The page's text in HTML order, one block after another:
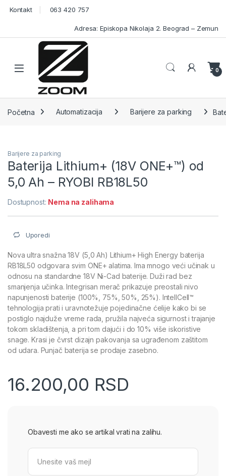
Skip to navigation
Skip to content
Kontakt 063 420 757
Adresa: Episkopa Nikolaja 2. Beograd – Zemun
Open 0
Početna Automatizacija Barijere za parking
Barijere za parking
Baterija Lithium+ (18V ONE+™) od
5,0 Ah – RYOBI RB18L50
Dostupnost: Nema na zalihama
Uporedi
Nova ultra snažna 18V (5,0 Ah) Lithium+ High Energy baterija
RB18L50 odgovara svim ONE+ alatima. Ima mnogo veći učinak u
odnosu na standardne 18V Ni-Cad baterije. Duži rad bez
smanjenja učinka. Integrisan merač prikazuje preostali nivo
napunjenosti baterije (100%, 75%, 50%, 25%). IntellCell™
tehnologija prati i uravnotežuje pojedinačne ćelije kako bi se
postiglo najduže vreme rada, pružila najveća sigurnost i trajanje
tokom skladištenja, a pri tom dajući i do 10% više iskoristive
snage. Krasi je čvrst dizajn pakovanja sa ugrađenom zaštitom
od udara. Punjač baterija se prodaje zasebno.
16.200,00 RSD
Obavesti me ako se artikal vrati na zalihu.